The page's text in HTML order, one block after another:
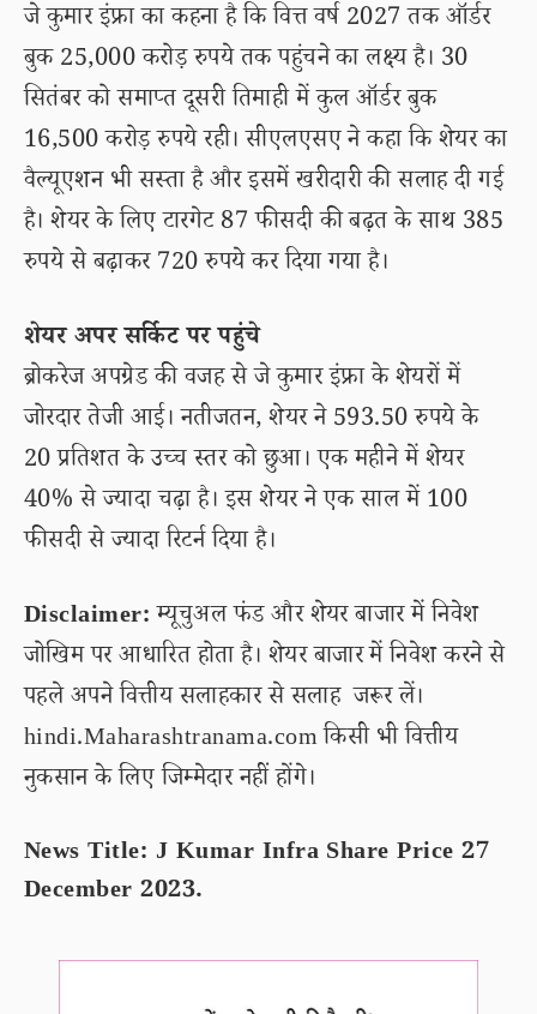
जे कुमार इंफ्रा का कहना है कि वित्त वर्ष 2027 तक ऑर्डर
बुक 25,000 करोड़ रुपये तक पहुंचने का लक्ष्य है। 30
सितंबर को समाप्त दूसरी तिमाही में कुल ऑर्डर बुक
16,500 करोड़ रुपये रही। सीएलएसए ने कहा कि शेयर का
वैल्यूएशन भी सस्ता है और इसमें खरीदारी की सलाह दी गई
है। शेयर के लिए टारगेट 87 फीसदी की बढ़त के साथ 385
रुपये से बढ़ाकर 720 रुपये कर दिया गया है।
शेयर अपर सर्किट पर पहुंचे
ब्रोकरेज अपग्रेड की वजह से जे कुमार इंफ्रा के शेयरों में
जोरदार तेजी आई। नतीजतन, शेयर ने 593.50 रुपये के
20 प्रतिशत के उच्च स्तर को छुआ। एक महीने में शेयर
40% से ज्यादा चढ़ा है। इस शेयर ने एक साल में 100
फीसदी से ज्यादा रिटर्न दिया है।
Disclaimer:म्यूचुअल फंड और शेयर बाजार में निवेश
जोखिम पर आधारित होता है। शेयर बाजार में निवेश करने से
पहले अपने वित्तीय सलाहकार से सलाह जरूर लें।
hindi.Maharashtranama.com किसी भी वित्तीय
नुकसान के लिए जिम्मेदार नहीं होंगे।
News Title: J Kumar Infra Share Price 27
December 2023.